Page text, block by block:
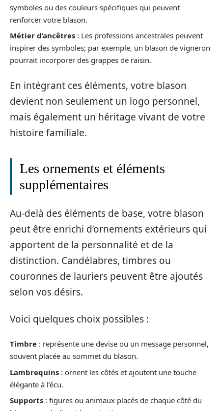
symboles ou des couleurs spécifiques qui peuvent
renforcer votre blason.
Métier d’ancêtres : Les professions ancestrales peuvent
inspirer des symboles; par exemple, un blason de vigneron
pourrait incorporer des grappes de raisin.
En intégrant ces éléments, votre blason
devient non seulement un logo personnel,
mais également un héritage vivant de votre
histoire familiale.
Les ornements et éléments
supplémentaires
Au-delà des éléments de base, votre blason
peut être enrichi d’ornements extérieurs qui
apportent de la personnalité et de la
distinction. Candélabres, timbres ou
couronnes de lauriers peuvent être ajoutés
selon vos désirs.
Voici quelques choix possibles :
Timbre : représente une devise ou un message personnel,
souvent placée au sommet du blason.
Lambrequins : ornent les côtés et ajoutent une touche
élégante à l’écu.
Supports : figures ou animaux placés de chaque côté du